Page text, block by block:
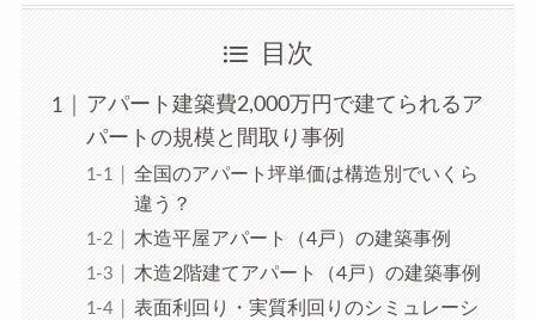
目次
アパート建築費2,000万円で建てられるア
パートの規模と間取り事例
全国のアパート坪単価は構造別でいくら
違う？
木造平屋アパート（4戸）の建築事例
木造2階建てアパート（4戸）の建築事例
表面利回り・実質利回りのシミュレーシ